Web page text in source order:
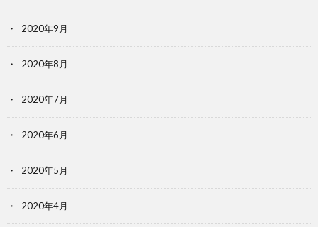
2020年9月
2020年8月
2020年7月
2020年6月
2020年5月
2020年4月